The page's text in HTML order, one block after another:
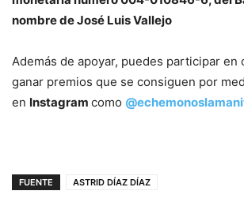
nombre de José Luis Vallejo
Además de apoyar, puedes participar en
ganar premios que se consiguen por
en Instagram como
FUENTE ASTRID DÍAZ DÍAZ